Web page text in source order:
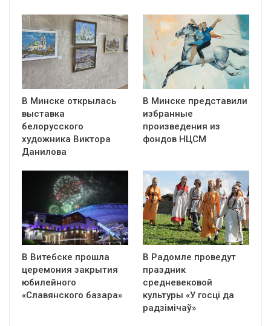
В Минске открылась
выставка
белорусского
художника Виктора
Данилова
В Минске представили
избранные
произведения из
фондов НЦСМ
В Витебске прошла
церемония закрытия
юбилейного
«Славянского базара»
В Радомле проведут
праздник
средневековой
культуры «У госці да
радзімічаў»